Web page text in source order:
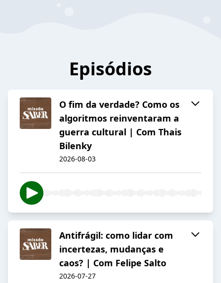
Episódios
O fim da verdade? Como os
algoritmos reinventaram a
guerra cultural | Com Thais
Bilenky
2026-08-03
Antifrágil: como lidar com
incertezas, mudanças e
caos? | Com Felipe Salto
2026-07-27